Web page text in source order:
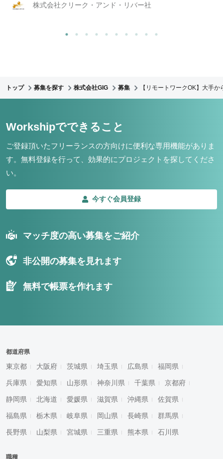
株式会社クリーク・アンド・リバー社
トップ 募集を探す 株式会社GIG 募集 【リモートワークOK】大手
Workshipでできること
ご登録頂いたフリーランスの方向けに便利な専用機能がありま
す。 無料登録を行って、効果的にプロジェクトを探してくださ
い。
今すぐ会員登録
マッチ度の高い募集をご紹介
非公開の募集を見れます
無料で帳票を作れます
都道府県
東京都 大阪府 茨城県 埼玉県 広島県 福岡県
兵庫県 愛知県 山形県 神奈川県 千葉県 京都府
静岡県 北海道 愛媛県 滋賀県 沖縄県 佐賀県
福島県 栃木県 岐阜県 岡山県 長崎県 群馬県
長野県 山梨県 宮城県 三重県 熊本県 石川県
職種